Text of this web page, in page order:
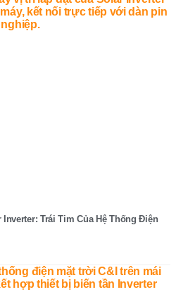
Trái Tim Của Hệ Thống Điện